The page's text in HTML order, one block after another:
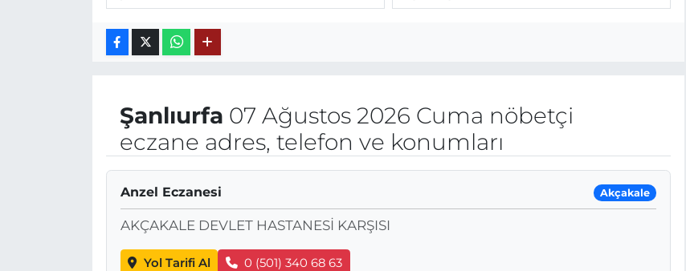
Şanlıurfa 07 Ağustos 2026 Cuma nöbetçi
eczane adres, telefon ve konumları
Anzel Eczanesi Akçakale
AKÇAKALE DEVLET HASTANESİ KARŞISI
Yol Tarifi Al 0 (501) 340 68 63